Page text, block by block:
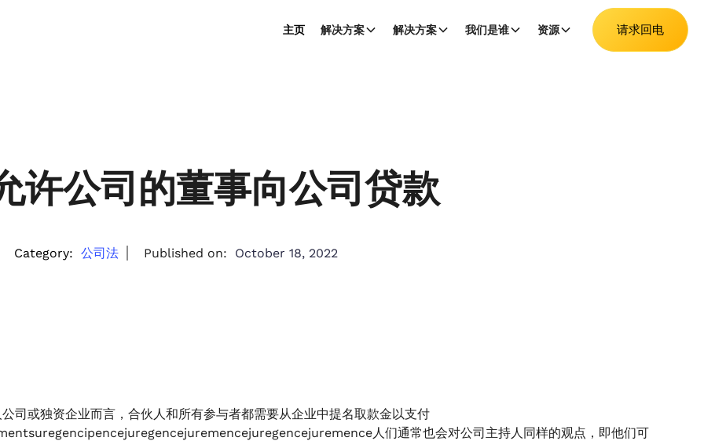
主页 解决方案 解决方案 我们是谁 资源 请求回电
许公司的董事向公司贷款
Category: 公司法 Published on: October 18, 2022
司或独资企业而言，合伙人和所有参与者都需要从企业中提名取款金以支付
人们通常也会对公司主持人同样的观点，即他们可